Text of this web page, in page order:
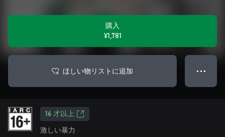
購入
¥1,781
ほしい物リストに追加 ● ● ●
16 才以上
激しい暴力